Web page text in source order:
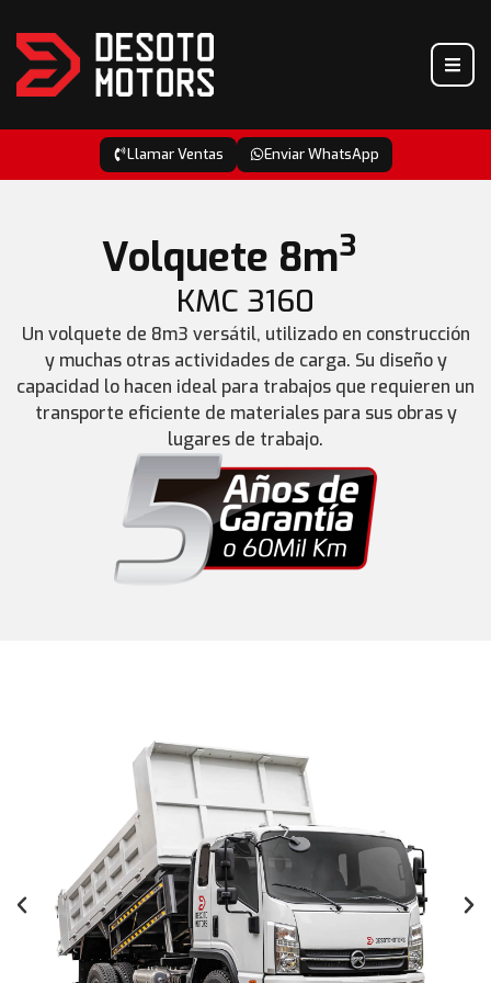
Llamar Ventas Enviar WhatsApp
Volquete 8m3
KMC 3160
Un volquete de 8m3 versátil, utilizado en construcción
y muchas otras actividades de carga. Su diseño y
capacidad lo hacen ideal para trabajos que requieren un
transporte eficiente de materiales para sus obras y
lugares de trabajo.